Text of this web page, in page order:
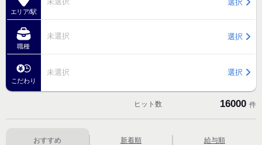
エリア/駅
選択
職種
未選択 選択
こだわり
未選択 選択
ヒット数 16000 件
おすすめ 新着順 給与順